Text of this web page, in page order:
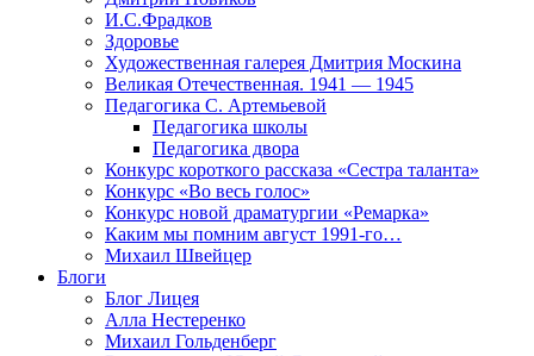
И.С.Фрадков
Здоровье
Художественная галерея Дмитрия Москина
Великая Отечественная. 1941 — 1945
Педагогика С. Артемьевой
Педагогика школы
Педагогика двора
Конкурс короткого рассказа «Сестра таланта»
Конкурс «Во весь голос»
Конкурс новой драматургии «Ремарка»
Каким мы помним август 1991-го…
Михаил Швейцер
Блоги
Блог Лицея
Алла Нестеренко
Михаил Гольденберг